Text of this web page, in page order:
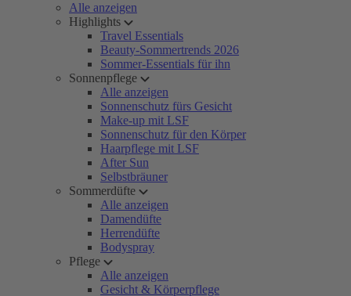
Alle anzeigen
Highlights
Travel Essentials
Beauty-Sommertrends 2026
Sommer-Essentials für ihn
Sonnenpflege
Alle anzeigen
Sonnenschutz fürs Gesicht
Make-up mit LSF
Sonnenschutz für den Körper
Haarpflege mit LSF
After Sun
Selbstbräuner
Sommerdüfte
Alle anzeigen
Damendüfte
Herrendüfte
Bodyspray
Pflege
Alle anzeigen
Gesicht & Körperpflege